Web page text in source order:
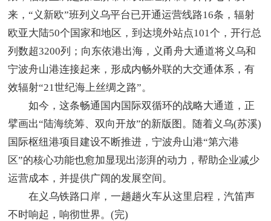
来，“义新欧”班列义乌平台已开通运营线路16条，辐射
欧亚大陆50个国家和地区，到达境外站点101个，开行总
列数超3200列；向东依港出海，义甬舟大通道将义乌和
宁波舟山港连接起来，形成内畅外联的大交通体系，有
效辐射“21世纪海上丝绸之路”。
如今，这条畅通国内国际双循环的战略大通道，正
擘画出“陆海统筹、双向开放”的新版图。随着义乌(苏溪)
国际枢纽港项目建设不断推进，宁波舟山港“第六港
区”的核心功能也愈加显现出澎湃的动力，帮助企业减少
运营成本，并提供广阔的发展空间。
在义乌铁路口岸，一趟趟火车从这里启程，汽笛声
不时响起，响彻世界。(完)